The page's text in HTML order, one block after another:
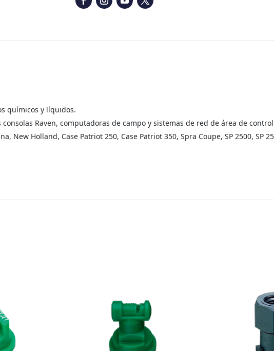
químicos y líquidos.
Raven, computadoras de campo y sistemas de red de área de control
New Holland, Case Patriot 250, Case Patriot 350, Spra Coupe, SP 2500, SP